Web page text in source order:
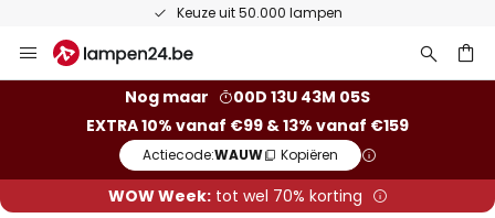
Keuze uit 50.000 lampen
naar
Nog maar
00D 13U 43M 04S
EXTRA 10% vanaf €99 & 13% vanaf €159
Actiecode:WAUW Kopiëren
WOW Week:tot wel 70% korting